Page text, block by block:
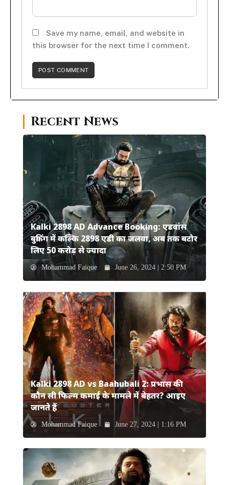
Save my name, email, and website in
this browser for the next time I comment.
Recent News
Kalki 2898 AD Advance Booking: एडवांस
बुकिंग में कल्कि 2898 एडी का जलवा, अब तक बटोर
लिए 50 करोड़ से ज्यादा
Mohammad Faique June 26, 2024 | 2:50 PM
Kalki 2898 AD vs Baahubali 2: प्रभास की
कौन सी फिल्म कमाई के मामले में बेहतर? आइए
जानते हैं
Mohammad Faique June 27, 2024 | 1:16 PM